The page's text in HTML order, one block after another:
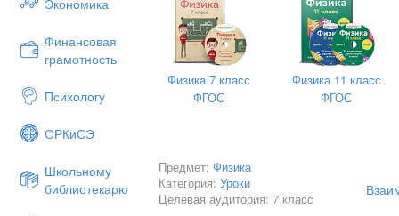
Экономика
Финансовая
грамотность
Психологу
ОРКиСЭ
Школьному
библиотекарю
2. Этап всесторонней проверки
Дайте определение
Дайте определение скорости.
Какая это величина –
3. Этап подготовки к активному
№2, 3)
Физика 7 класс
ФГОС
Физика 11 класс
ФГОС
Предмет:Физика
Категория:Уроки
Целевая аудитория: 7 класс